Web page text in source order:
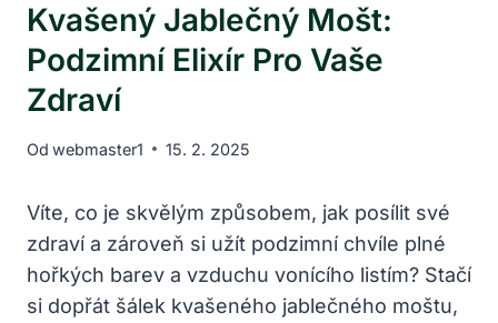
Kvašený Jablečný Mošt:
Podzimní Elixír Pro Vaše
Zdraví
Od webmaster1 15. 2. 2025
Víte, co je skvělým způsobem, jak posílit své
zdraví a zároveň si užít podzimní chvíle plné
hořkých barev a vzduchu vonícího listím? Stačí
si dopřát šálek kvašeného jablečného moštu,